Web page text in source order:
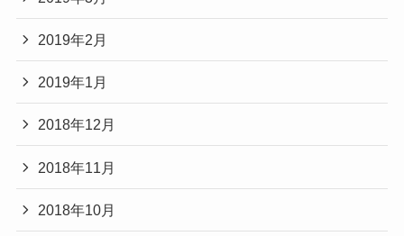
2019年2月
2019年1月
2018年12月
2018年11月
2018年10月